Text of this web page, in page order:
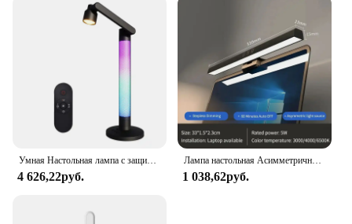
Умная Настольная лампа с защитой глаз Tuya APP, освещение для чтения, прикроватная лампа с Wi-Fi, вращающаяся настольная лампа для детской комнаты
4 626,22руб.
Лампа настольная Асимметричная для защиты глаз
1 038,62руб.